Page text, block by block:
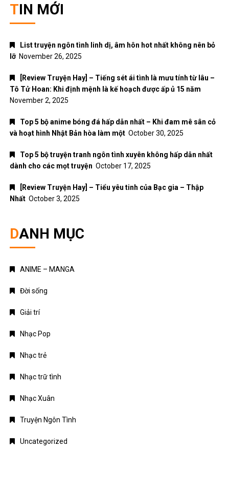
TIN MỚI
List truyện ngôn tình linh dị, âm hôn hot nhất không nên bỏ
lỡ November 26, 2025
[Review Truyện Hay] – Tiếng sét ái tình là mưu tính từ lâu –
Tô Tử Hoan: Khi định mệnh là kế hoạch được ấp ủ 15 năm
November 2, 2025
Top 5 bộ anime bóng đá hấp dẫn nhất – Khi đam mê sân cỏ
và hoạt hình Nhật Bản hòa làm một October 30, 2025
Top 5 bộ truyện tranh ngôn tình xuyên không hấp dẫn nhất
dành cho các mọt truyện October 17, 2025
[Review Truyện Hay] – Tiểu yêu tinh của Bạc gia – Thập
Nhất October 3, 2025
DANH MỤC
ANIME – MANGA
Đời sống
Giải trí
Nhạc Pop
Nhạc trẻ
Nhạc trữ tình
Nhạc Xuân
Truyện Ngôn Tình
Uncategorized